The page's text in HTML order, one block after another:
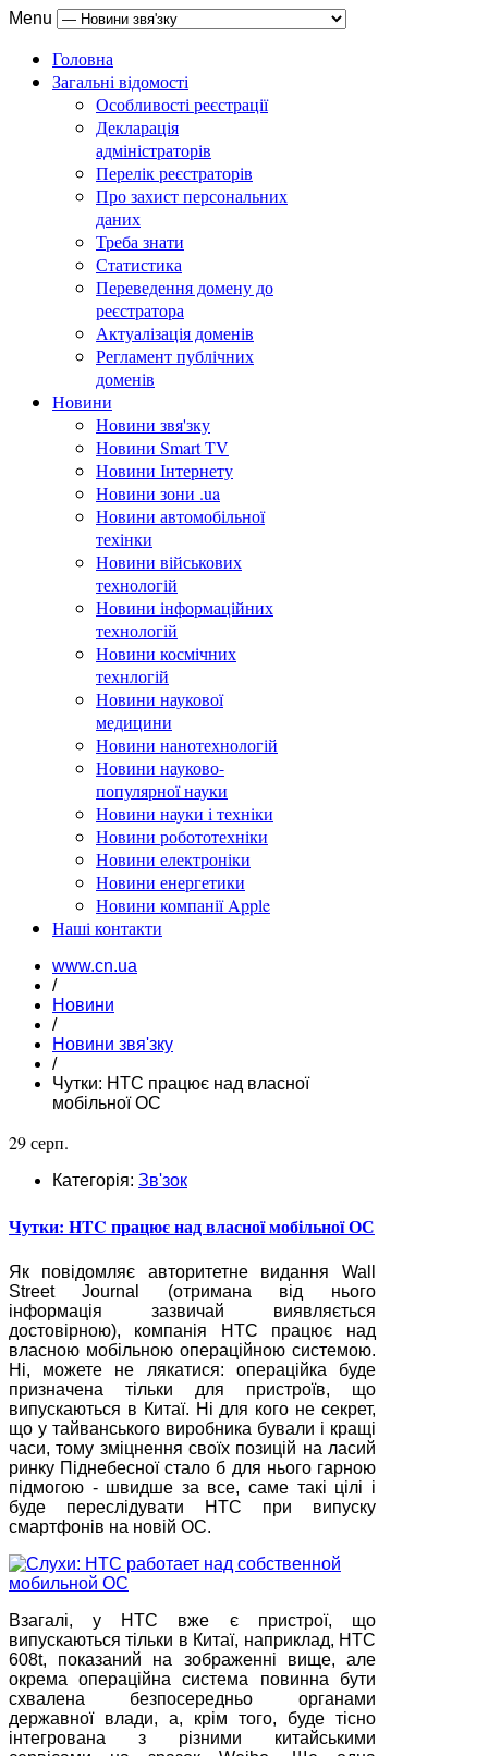
Menu
Головна
Загальні відомості
Особливості реєстрації
Декларація
адміністраторів
Перелік реєстраторів
Про захист персональних
даних
Треба знати
Статистика
Переведення домену до
реєстратора
Актуалізація доменів
Регламент публічних
доменів
Новини
Новини звя'зку
Новини Smart TV
Новини Інтернету
Новини зони .ua
Новини автомобільної
техінки
Новини військових
технологій
Новини інформаційних
технологій
Новини космічних
технлогій
Новини наукової
медицини
Новини нанотехнологій
Новини науково-
популярної науки
Новини науки і техніки
Новини робототехніки
Новини електроніки
Новини енергетики
Новини компанії Apple
Наші контакти
www.cn.ua
/
Новини
/
Новини звя'зку
/
Чутки: HTC працює над власної
мобільної ОС
29 серп.
Категорія: Зв'зок
Чутки: HTC працює над власної мобільної ОС
Як повідомляє авторитетне видання Wall
Street Journal (отримана від нього
інформація зазвичай виявляється
достовірною), компанія HTC працює над
власною мобільною операційною системою.
Ні, можете не лякатися: операційка буде
призначена тільки для пристроїв, що
випускаються в Китаї. Ні для кого не секрет,
що у тайванського виробника бували і кращі
часи, тому зміцнення своїх позицій на ласий
ринку Піднебесної стало б для нього гарною
підмогою - швидше за все, саме такі цілі і
буде переслідувати HTC при випуску
смартфонів на новій ОС.
Взагалі, у HTC вже є пристрої, що
випускаються тільки в Китаї, наприклад, HTC
608t, показаний на зображенні вище, але
окрема операційна система повинна бути
схвалена безпосередньо органами
державної влади, а, крім того, буде тісно
інтегрована з різними китайськими